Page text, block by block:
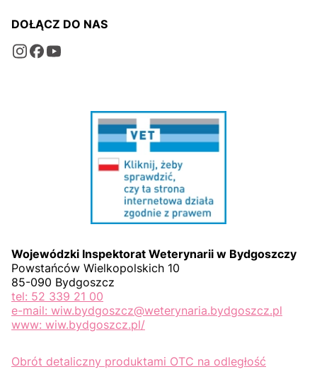
DOŁĄCZ DO NAS
Wojewódzki Inspektorat Weterynarii w Bydgoszczy
Powstańców Wielkopolskich 10
85-090 Bydgoszcz
tel: 52 339 21 00
e-mail: wiw.bydgoszcz@weterynaria.bydgoszcz.pl
www: wiw.bydgoszcz.pl/
Obrót detaliczny produktami OTC na odległość